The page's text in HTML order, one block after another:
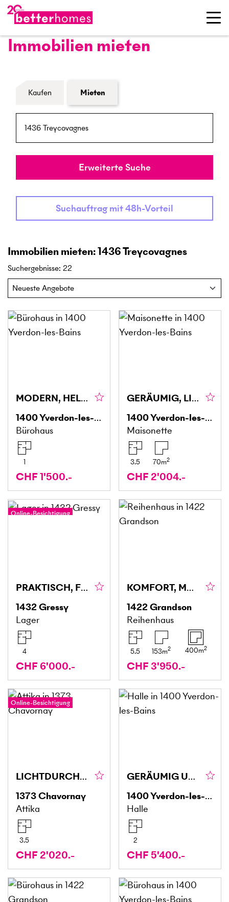
Immobilien mieten
Formular Immobiliensuche
Kaufen Mieten
Umkreis
Erweiterte Suche
Suchauftrag mit 48h-Vorteil
Immobilien mieten: 1436 Treycovagnes
Suchergebnisse: 22
MODERN, HELL, ZUGÄNGLICH
1400Yverdon-les-Bains
Bürohaus
1
CHF 1'500.-
GERÄUMIG, LICHTDURCHFLUTET UND MODERN
1400Yverdon-les-Bains
Maisonette
3.5 70m2
CHF 2'004.-
Online-Besichtigung
PRAKTISCH, FLEXIBEL & IDEAL GELEGEN
1432Gressy
Lager
4
CHF 6'000.-
KOMFORT, MODERN MIT GARTEN
1422Grandson
Reihenhaus
5.5 153m2 400m2
CHF 3'950.-
Online-Besichtigung
LICHTDURCHFLUTET, RUHIG & MIT EXTRA-FLÄCHE
1373Chavornay
Attika
3.5
CHF 2'020.-
GERÄUMIG UND IDEAL GELEGEN
1400Yverdon-les-Bains
Halle
2
CHF 5'400.-